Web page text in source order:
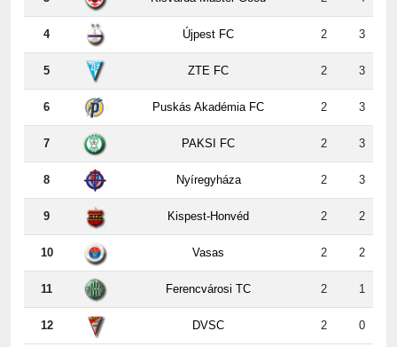
5 ZTE FC 2 3
6 Puskás Akadémia FC 2 3
7 PAKSI FC 2 3
8 Nyíregyháza 2 3
9 Kispest-Honvéd 2 2
10 Vasas 2 2
11 Ferencvárosi TC 2 1
12 DVSC 2 0